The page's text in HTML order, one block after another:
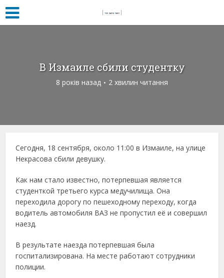
В Измаиле сбили студентку
8 років назад 2 хвилин читання
Сегодня, 18 сентября, около 11:00 в Измаиле, на улице
Некрасова сбили девушку.
Как нам стало известно, потерпевшая является
студенткой третьего курса медучилища. Она
переходила дорогу по пешеходному переходу, когда
водитель автомобиля ВАЗ не пропустил её и совершил
наезд.
В результате наезда потерпевшая была
госпитализирована. На месте работают сотрудники
полиции.